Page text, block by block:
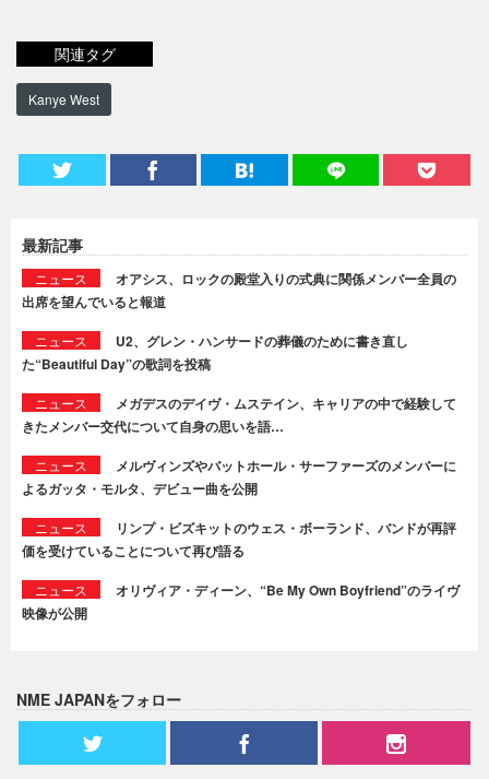
関連タグ
Kanye West
最新記事
ニュース
オアシス、ロックの殿堂入りの式典に関係メンバー全員の
出席を望んでいると報道
ニュース
U2、グレン・ハンサードの葬儀のために書き直し
た“Beautiful Day”の歌詞を投稿
ニュース
メガデスのデイヴ・ムステイン、キャリアの中で経験して
きたメンバー交代について自身の思いを語…
ニュース
メルヴィンズやバットホール・サーファーズのメンバーに
よるガッタ・モルタ、デビュー曲を公開
ニュース
リンプ・ビズキットのウェス・ボーランド、バンドが再評
価を受けていることについて再び語る
ニュース
オリヴィア・ディーン、“Be My Own Boyfriend”のライヴ
映像が公開
NME JAPANをフォロー